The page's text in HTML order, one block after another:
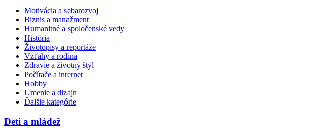
Motivácia a sebarozvoj
Biznis a manažment
Humanitné a spoločenské vedy
História
Životopisy a reportáže
Vzťahy a rodina
Zdravie a životný štýl
Počítače a internet
Hobby
Umenie a dizajn
Ďalšie kategórie
Deti a mládež